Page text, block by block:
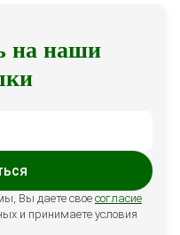
на наши
Вы даете свое согласие
и принимаете условия